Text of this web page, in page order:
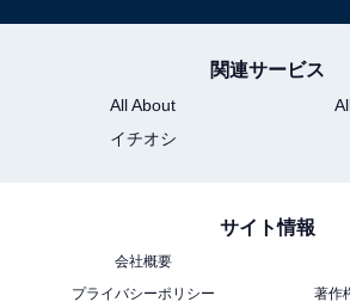
関連サービス
All About
イチオシ
サイト情報
会社概要
プライバシーポリシー
著作